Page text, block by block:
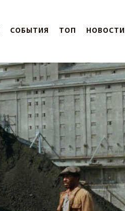
СОБЫТИЯ ТОП НОВОСТИ